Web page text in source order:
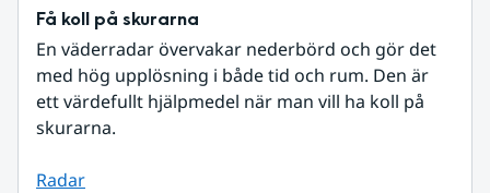
Få koll på skurarna
En väderradar övervakar nederbörd och gör det
med hög upplösning i både tid och rum. Den är
ett värdefullt hjälpmedel när man vill ha koll på
skurarna.
Radar